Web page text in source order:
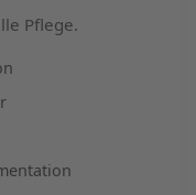
Pflege.